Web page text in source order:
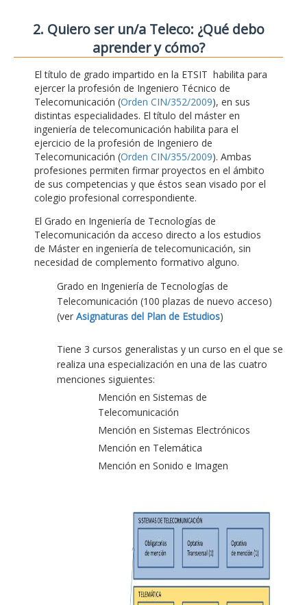
2. Quiero ser un/a Teleco: ¿Qué debo
aprender y cómo?
El título de grado impartido en la ETSIT habilita para
ejercer la profesión de Ingeniero Técnico de
Telecomunicación (Orden CIN/352/2009), en sus
distintas especialidades. El título del máster en
ingeniería de telecomunicación habilita para el
ejercicio de la profesión de Ingeniero de
Telecomunicación (Orden CIN/355/2009). Ambas
profesiones permiten firmar proyectos en el ámbito
de sus competencias y que éstos sean visado por el
colegio profesional correspondiente.
El Grado en Ingeniería de Tecnologías de
Telecomunicación da acceso directo a los estudios
de Máster en ingeniería de telecomunicación, sin
necesidad de complemento formativo alguno.
Grado en Ingeniería de Tecnologías de
Telecomunicación (100 plazas de nuevo acceso)
(ver Asignaturas del Plan de Estudios)
Tiene 3 cursos generalistas y un curso en el que se
realiza una especialización en una de las cuatro
menciones siguientes:
Mención en Sistemas de
Telecomunicación
Mención en Sistemas Electrónicos
Mención en Telemática
Mención en Sonido e Imagen